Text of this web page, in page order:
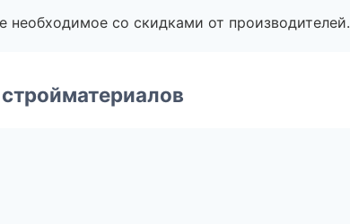
со скидками от производителей.